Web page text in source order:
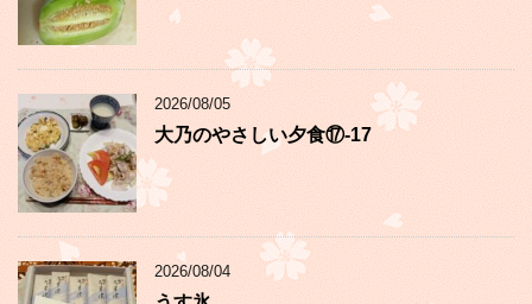
2026/08/05
大乃のやさしい夕食⑰-17
2026/08/04